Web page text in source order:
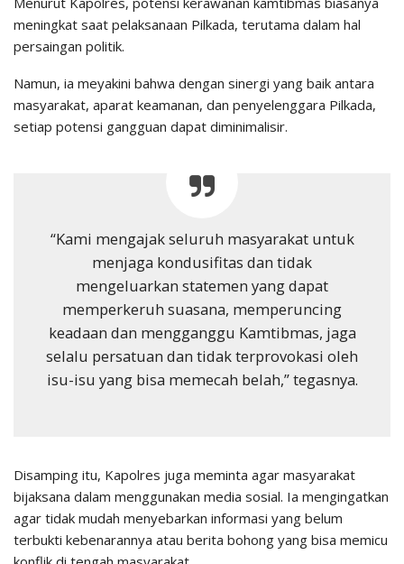
meningkat saat pelaksanaan Pilkada, terutama dalam hal
persaingan politik.
Namun, ia meyakini bahwa dengan sinergi yang baik antara
masyarakat, aparat keamanan, dan penyelenggara Pilkada,
setiap potensi gangguan dapat diminimalisir.
“Kami mengajak seluruh masyarakat untuk
menjaga kondusifitas dan tidak
mengeluarkan statemen yang dapat
memperkeruh suasana, memperuncing
keadaan dan mengganggu Kamtibmas, jaga
selalu persatuan dan tidak terprovokasi oleh
isu-isu yang bisa memecah belah,” tegasnya.
Disamping itu, Kapolres juga meminta agar masyarakat
bijaksana dalam menggunakan media sosial. Ia mengingatkan
agar tidak mudah menyebarkan informasi yang belum
terbukti kebenarannya atau berita bohong yang bisa memicu